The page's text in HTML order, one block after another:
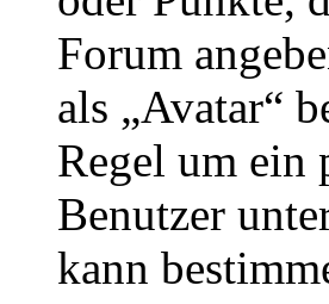
Forum
als „Avatar“
Regel um ein
Benutzer
kann